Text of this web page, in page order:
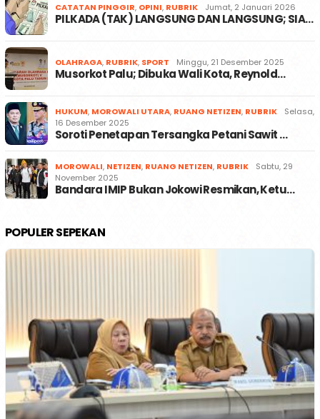
CATATAN PINGGIR, OPINI, RUBRIK Jumat, 2 Januari 2026
PILKADA (TAK) LANGSUNG DAN LANGSUNG; SIA…
OLAHRAGA, RUBRIK, SPORT Minggu, 21 Desember 2025
Musorkot Palu; Dibuka Wali Kota, Reynold…
HUKUM, MOROWALI UTARA, RUANG NETIZEN, RUBRIK
Selasa,
16 Desember 2025
Soroti Penetapan Tersangka Petani Sawit …
MOROWALI, NETIZEN, RUANG NETIZEN, RUBRIK
Sabtu, 29
November 2025
Bandara IMIP Bukan Jokowi Resmikan, Ketu…
POPULER SEPEKAN